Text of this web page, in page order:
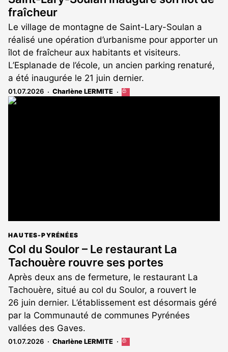
fraîcheur
Le village de montagne de Saint-Lary-Soulan a
réalisé une opération d’urbanisme pour apporter un
îlot de fraîcheur aux habitants et visiteurs.
L’Esplanade de l’école, un ancien parking renaturé,
a été inaugurée le 21 juin dernier.
01.07.2026 Charlène LERMITE
Cet
HAUTES-PYRÉNÉES
Col du Soulor – Le restaurant La
Tachouère rouvre ses portes
Après deux ans de fermeture, le restaurant La
Tachouère, situé au col du Soulor, a rouvert le
26 juin dernier. L’établissement est désormais géré
par la Communauté de communes Pyrénées
vallées des Gaves.
01.07.2026 Charlène LERMITE
Cet